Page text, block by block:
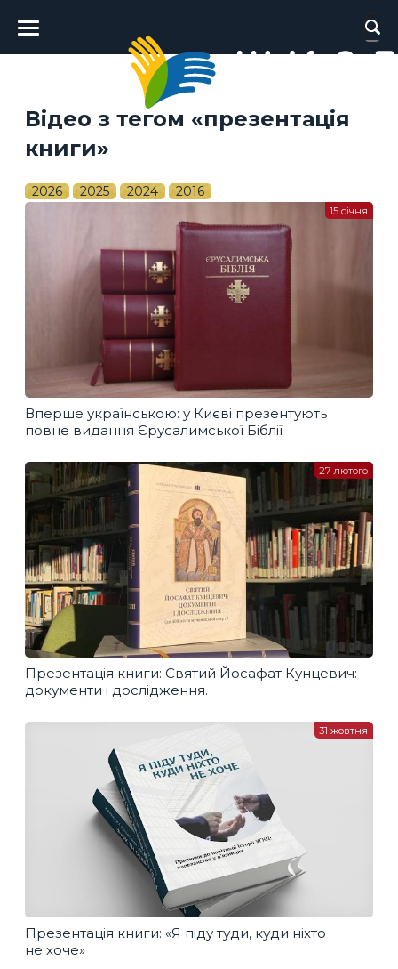
Головне
меню
Відео з тегом «презентація
книги»
2026 2025 2024 2016
Вперше українською: у Києві презентують
повне видання Єрусалимської Біблії
15 січня
Презентація книги: Святий Йосафат Кунцевич:
документи і дослідження.
27 лютого
Презентація книги: «Я піду туди, куди ніхто
не хоче»
31 жовтня